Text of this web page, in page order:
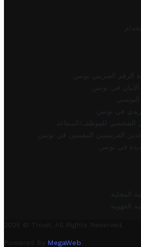
الرقم الضريبي تونس
في تونس
في تونس
الشخصي للموظف/المتقاعد
الفرنسيين المقيمين في تونس
في تونس
المحلية
الجهوية
2025 © Trovit. All Rights Reserved.
Powered By MegaWeb